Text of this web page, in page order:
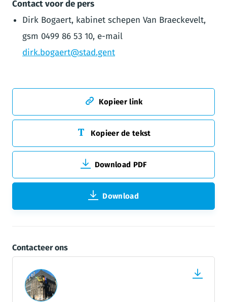
Contact voor de pers
Dirk Bogaert, kabinet schepen Van Braeckevelt,
gsm 0499 86 53 10, e-mail
dirk.bogaert@stad.gent
Kopieer link
Kopieer de tekst
Download PDF
Download
Contacteer ons